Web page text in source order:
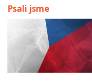
Psali jsme